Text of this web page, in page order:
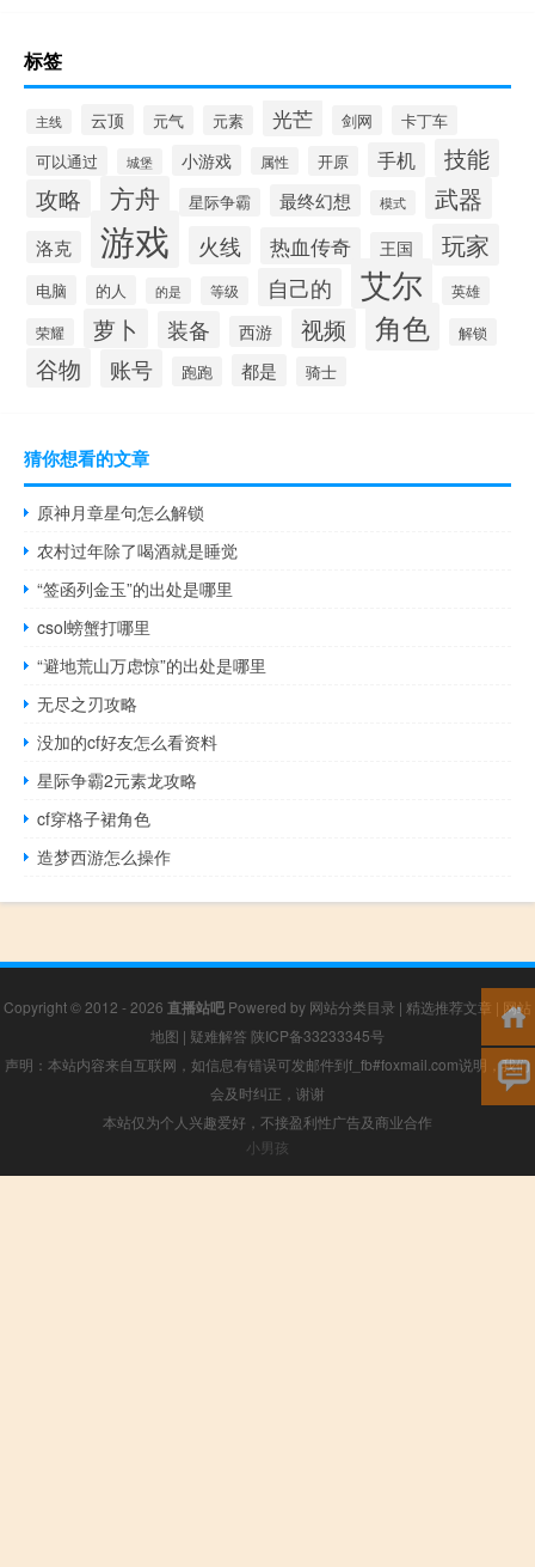
标签
主线 云顶 元气 元素 光芒 剑网
卡丁车
可以通过
城堡 小游戏 属性 开原 手机
技能
攻略
方舟 星际争霸 最终幻想 模式 武器
洛克 游戏 火线 热血传奇 王国 玩家
电脑 的人 的是 等级 自己的 艾尔 英雄
荣耀 萝卜 装备 西游 视频 角色 解锁
谷物 账号 跑跑 都是 骑士
猜你想看的文章
原神月章星句怎么解锁
农村过年除了喝酒就是睡觉
“签函列金玉”的出处是哪里
csol螃蟹打哪里
“避地荒山万虑惊”的出处是哪里
无尽之刃攻略
没加的cf好友怎么看资料
星际争霸2元素龙攻略
cf穿格子裙角色
造梦西游怎么操作
Copyright © 2012 - 2026 直播站吧 Powered by 网站分类目录 | 精选推荐文章 | 网站
地图 | 疑难解答 陕ICP备33233345号
声明：本站内容来自互联网，如信息有错误可发邮件到f_fb#foxmail.com说明，我们
会及时纠正，谢谢
本站仅为个人兴趣爱好，不接盈利性广告及商业合作
小男孩